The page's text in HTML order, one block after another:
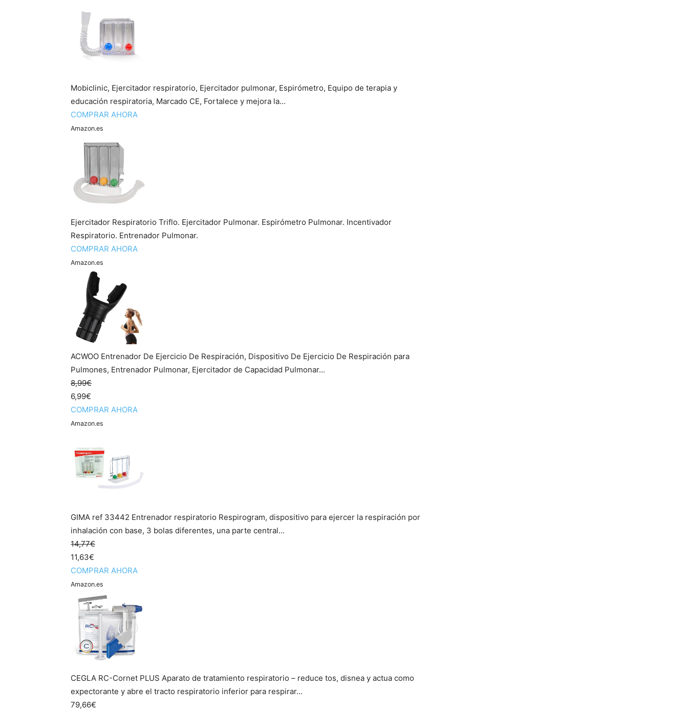
Mobiclinic, Ejercitador respiratorio, Ejercitador pulmonar, Espirómetro, Equipo de terapia y
educación respiratoria, Marcado CE, Fortalece y mejora la...
COMPRAR AHORA
Amazon.es
Ejercitador Respiratorio Triflo. Ejercitador Pulmonar. Espirómetro Pulmonar. Incentivador
Respiratorio. Entrenador Pulmonar.
COMPRAR AHORA
Amazon.es
ACWOO Entrenador De Ejercicio De Respiración, Dispositivo De Ejercicio De Respiración para
Pulmones, Entrenador Pulmonar, Ejercitador de Capacidad Pulmonar...
8,99€
6,99€
COMPRAR AHORA
Amazon.es
GIMA ref 33442 Entrenador respiratorio Respirogram, dispositivo para ejercer la respiración por
inhalación con base, 3 bolas diferentes, una parte central...
14,77€
11,63€
COMPRAR AHORA
Amazon.es
CEGLA RC-Cornet PLUS Aparato de tratamiento respiratorio – reduce tos, disnea y actua como
expectorante y abre el tracto respiratorio inferior para respirar...
79,66€